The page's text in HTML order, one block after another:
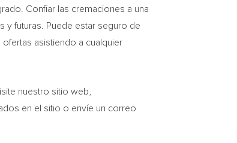
Confiar las cremaciones a una
y futuras. Puede estar seguro de
asistiendo a cualquier
nuestro sitio web,
en el sitio o envíe un correo